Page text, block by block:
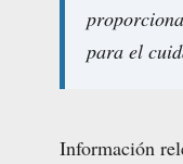
para el
Información